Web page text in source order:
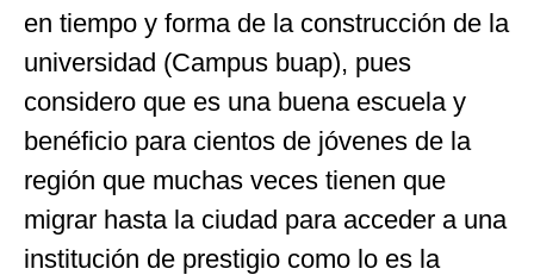
en tiempo y forma de la construcción de la
universidad (Campus buap), pues
considero que es una buena escuela y
benéficio para cientos de jóvenes de la
región que muchas veces tienen que
migrar hasta la ciudad para acceder a una
institución de prestigio como lo es la